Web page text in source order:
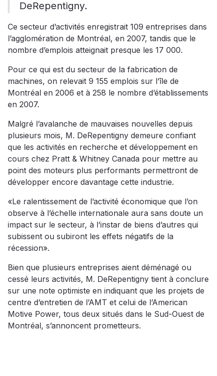
DeRepentigny.
Ce secteur d’activités enregistrait 109 entreprises dans
l’agglomération de Montréal, en 2007, tandis que le
nombre d’emplois atteignait presque les 17 000.
Pour ce qui est du secteur de la fabrication de
machines, on relevait 9 155 emplois sur l’île de
Montréal en 2006 et à 258 le nombre d’établissements
en 2007.
Malgré l’avalanche de mauvaises nouvelles depuis
plusieurs mois, M. DeRepentigny demeure confiant
que les activités en recherche et développement en
cours chez Pratt & Whitney Canada pour mettre au
point des moteurs plus performants permettront de
développer encore davantage cette industrie.
«Le ralentissement de l’activité économique que l’on
observe à l’échelle internationale aura sans doute un
impact sur le secteur, à l’instar de biens d’autres qui
subissent ou subiront les effets négatifs de la
récession».
Bien que plusieurs entreprises aient déménagé ou
cessé leurs activités, M. DeRepentigny tient à conclure
sur une note optimiste en indiquant que les projets de
centre d’entretien de l’AMT et celui de l’American
Motive Power, tous deux situés dans le Sud-Ouest de
Montréal, s’annoncent prometteurs.